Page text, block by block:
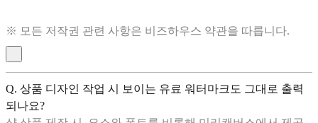
※ 모든 저작권 관련 사항은 비즈하우스 약관을 따릅니다.
Q. 상품 디자인 작업 시 보이는 유료 워터마크도 그대로 출력
되나요?